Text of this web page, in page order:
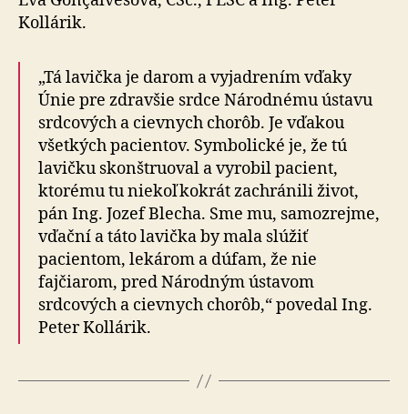
Kollárik.
„Tá lavička je darom a vyjadrením vďaky
Únie pre zdravšie srdce Národnému ústavu
srdcových a cievnych chorôb. Je vďakou
všetkých pacientov. Symbolické je, že tú
lavičku skonštruoval a vyrobil pacient,
ktorému tu niekoľkokrát zachránili život,
pán Ing. Jozef Blecha. Sme mu, samozrejme,
vďační a táto lavička by mala slúžiť
pacientom, lekárom a dúfam, že nie
fajčiarom, pred Národným ústavom
srdcových a cievnych chorôb,“ povedal Ing.
Peter Kollárik.